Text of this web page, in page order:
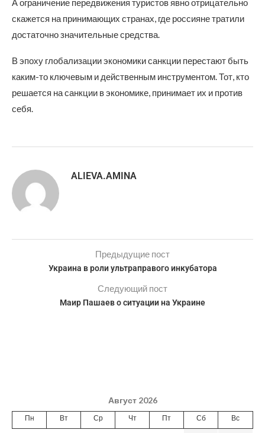
А ограничение передвижения туристов явно отрицательно
скажется на принимающих странах, где россияне тратили
достаточно значительные средства.
В эпоху глобализации экономики санкции перестают быть
каким-то ключевым и действенным инструментом. Тот, кто
решается на санкции в экономике, принимает их и против
себя.
ALIEVA.AMINA
Предыдущие пост
Украина в роли ультраправого инкубатора
Следующий пост
Маир Пашаев о ситуации на Украине
Август 2026
Пн Вт Ср Чт Пт Сб Вс